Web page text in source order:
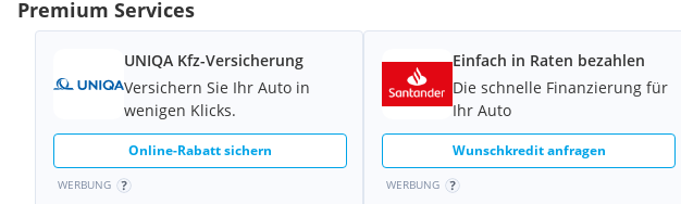
Der Preis ist absolut fair und kann ein wenig vor Ort verhandelt werden, deshalb bitte keine
Zustellung auf Wunsch möglich.
Fahrzeug steht wie auf den Fotos in einer trockenen Halle und muss wegen Platzproblemen
abgegeben werden.
Premium Services
UNIQA Kfz-Versicherung
Versichern Sie Ihr Auto in
wenigen Klicks.
Online-Rabatt sichern
WERBUNG
Einfach in Raten bezahlen
Die schnelle Finanzierung für
Ihr Auto
Wunschkredit anfragen
WERBUNG